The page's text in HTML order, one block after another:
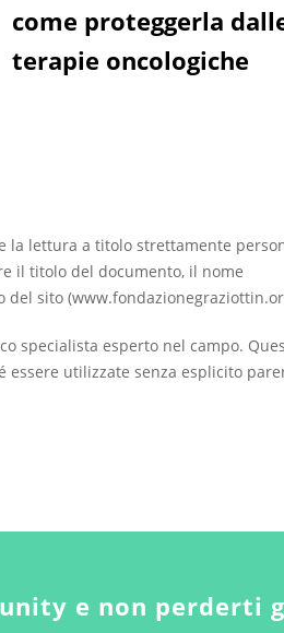
come proteggerla
terapie oncologiche
la lettura a titolo strettamente
il titolo del documento, il nome
sito
specialista esperto nel campo.
utilizzate senza esplicito
e non perderti